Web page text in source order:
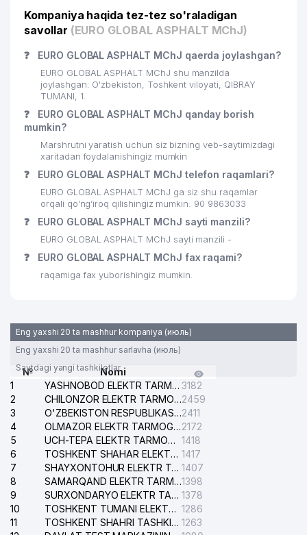
Kompaniya haqida tez-tez so'raladigan
savollar (EURO GLOBAL ASPHALT MChJ)
❓ EURO GLOBAL ASPHALT MChJ qaerda joylashgan?
EURO GLOBAL ASPHALT MChJ shu manzilda
joylashgan: O'zbekiston, Toshkent viloyati, QIBRAY
TUMANI, 1.
❓
EURO GLOBAL ASPHALT MChJ qanday borish
mumkin?
Marshrutni yaratish uchun siz bizning veb-saytimizdagi
xaritadan foydalanishingiz mumkin
❓ EURO GLOBAL ASPHALT MChJ telefon raqamlari?
EURO GLOBAL ASPHALT MChJ ga siz shu raqamlar
orqali qo’ng’iroq qilishingiz mumkin: 90 9863033
❓ EURO GLOBAL ASPHALT MChJ sayti manzili?
EURO GLOBAL ASPHALT MChJ sayti manzili -
❓ EURO GLOBAL ASPHALT MChJ fax raqami?
raqamiga fax yuborishingiz mumkin.
Eng yaxshi 20 ta mashhur kompaniya (июль)
Eng yaxshi 20 ta mashhur sarlavha (июль)
Saytdagi yangi tashkilotlar
№
Nomi
1
YASHNOBOD ELEKTR TARMOG'I NOSOZLIKLARI XIZMATI 3182
2
CHILONZOR ELEKTR TARMOG'I NOSOZLIK XIZMATI2459
3
O'ZBEKISTON RESPUBLIKASI BOSH PROKURATURASI ISHONCH TELEFONI2411
4
OLMAZOR ELEKTR TARMOG'I NOSOZLIKLARI XIZMATI2172
5
UCH-TEPA ELEKTR TARMOG'I NOSOZLIKLARI XIZMATI 1418
6
TOSHKENT SHAHAR ELEKTR TARMOQLARI KORXONASI AJ 1417
7
SHAYXONTOHUR ELEKTR TARMOG'I NOSOZLIKLARINI TUZATISH XIZMATI 1407
8
SAMARQAND ELEKTR TARMOQLARI AJ1398
9
SURXONDARYO ELEKTR TARMOQLARI AJ 1378
10
TOSHKENT TUMANI ELEKTR TARMOG'I AVARIYA XIZMATI 1286
11
TOSHKENT SHAHRI TASHKILOT TELEFONLARI HAQIDA MA'LUMOT BYUROSI 1263